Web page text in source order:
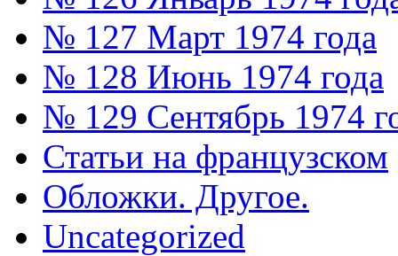
№ 127 Март 1974 года
№ 128 Июнь 1974 года
№ 129 Сентябрь 1974
Статьи на французском
Обложки. Другое.
Uncategorized